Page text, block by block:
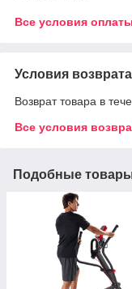
Все условия оплаты
Условия возврата
Возврат товара в
Все условия
Подобные